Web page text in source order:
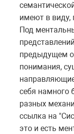
имеют в виду,
Под
предыдущем
понимания,
себя намного
разных
ссылка на
это и есть